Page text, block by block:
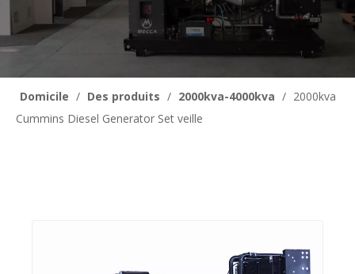
Domicile Des produits / 2000kva-4000kva
2000kva
Cummins Diesel Generator Set veille